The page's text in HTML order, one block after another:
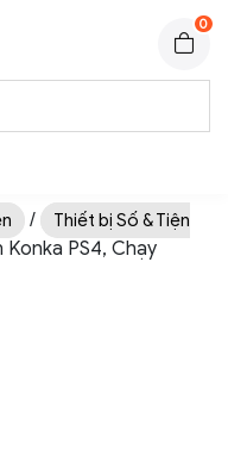
0
/
Thiết bị Số & Tiện
PS4, Chạy